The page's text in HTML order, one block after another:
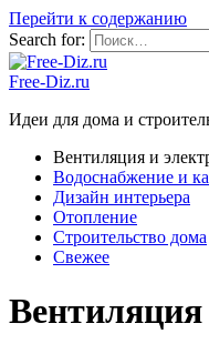
Перейти к содержанию
Search for:
Free-Diz.ru
Идеи для дома и
Вентиляция и
Водоснабжение и
Дизайн интерьера
Отопление
Строительство дома
Свежее
Вентиляция